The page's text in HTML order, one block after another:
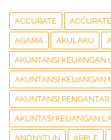
ACCURATE
AGAMA AKULAKU
AKUNTANSI KEUANGAN
AKUNTANSI KEUANGAN
AKUNTANSI PENGANTAR
AKUNTASI KEUANGAN
ANONYTUN APPLE